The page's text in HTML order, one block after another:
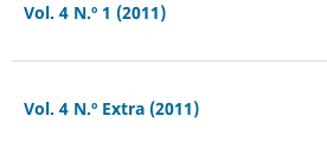
Vol. 4 N.º 1 (2011)
Vol. 4 N.º Extra (2011)